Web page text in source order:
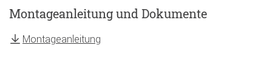
Montageanleitung und Dokumente
Montageanleitung